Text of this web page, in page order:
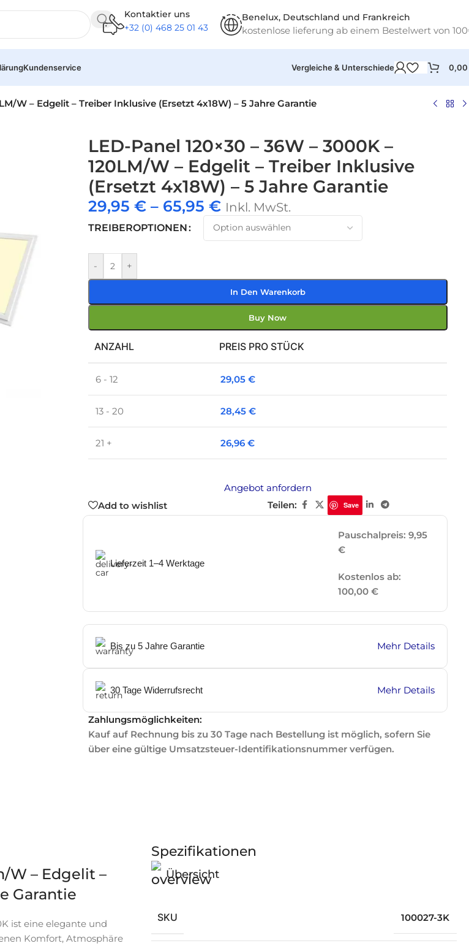
Kontaktier uns
+32 (0) 468 25 01 43
Benelux, Deutschland und Frankreich
kostenlose lieferung ab einem Bestelwert von
Kundenservice Vergleiche & Unterschiede 0,00
W – Edgelit – Treiber Inklusive (Ersetzt 4x18W) – 5 Jahre Garantie
LED-Panel 120×30 – 36W – 3000K –
120LM/W – Edgelit – Treiber Inklusive
(Ersetzt 4x18W) – 5 Jahre Garantie
29,95 € – 65,95 € Inkl. MwSt.
TREIBEROPTIONEN
- +
In Den Warenkorb
Buy Now
ANZAHL PREIS PRO STÜCK
6 - 12 29,05 €
13 - 20 28,45 €
21 + 26,96 €
Angebot anfordern
Add to wishlist
Teilen: Save
Lieferzeit 1–4 Werktage
Pauschalpreis: 9,95
€
Kostenlos ab:
100,00 €
Bis zu 5 Jahre Garantie Mehr Details
30 Tage Widerrufsrecht Mehr Details
Zahlungsmöglichkeiten:
Kauf auf Rechnung bis zu 30 Tage nach Bestellung ist möglich, sofern Sie
über eine gültige Umsatzsteuer-Identifikationsnummer verfügen.
W – Edgelit –
Garantie
ist eine elegante und
Komfort, Atmosphäre
Spezifikationen
Übersicht
SKU 100027-3K